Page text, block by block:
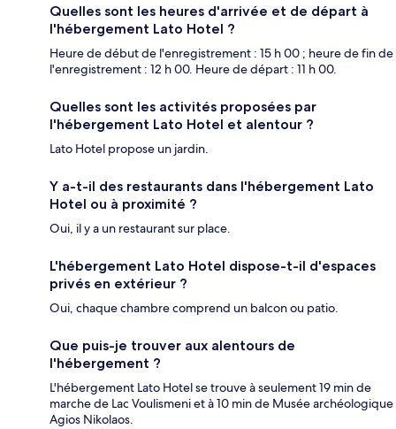
Quelles sont les heures d'arrivée et de départ à
l'hébergement Lato Hotel ?
Heure de début de l'enregistrement : 15 h 00 ; heure de fin de
l'enregistrement : 12 h 00. Heure de départ : 11 h 00.
Quelles sont les activités proposées par
l'hébergement Lato Hotel et alentour ?
Lato Hotel propose un jardin.
Y a-t-il des restaurants dans l'hébergement Lato
Hotel ou à proximité ?
Oui, il y a un restaurant sur place.
L'hébergement Lato Hotel dispose-t-il d'espaces
privés en extérieur ?
Oui, chaque chambre comprend un balcon ou patio.
Que puis-je trouver aux alentours de
l'hébergement ?
L'hébergement Lato Hotel se trouve à seulement 19 min de
marche de Lac Voulismeni et à 10 min de Musée archéologique
Agios Nikolaos.